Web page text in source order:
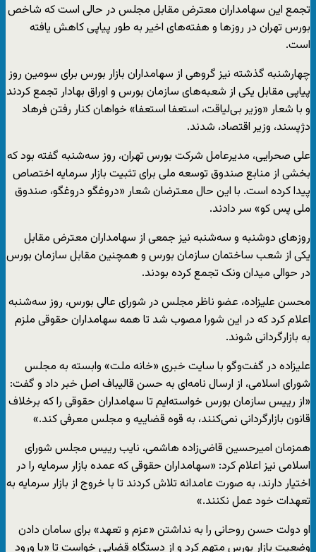
تجمع این سهامداران معترض مقابل مجلس در حالی است که شاخص
بورس تهران در روزها و هفته‌های اخیر به طور پیاپی کاهش یافته
است.
چهارشنبه گذشته نیز گروهی از سهامداران بازار بورس برای سومین روز
پیاپی مقابل یکی از شعبه‌های سازمان بورس و اوراق بهادار تجمع کردند
و با شعار «‌وزیر بی‌لیاقت، استعفا استعفا» خواهان کنار رفتن فرهاد
دژپسند، وزیر اقتصاد، شدند.
علی صحرایی، مدیرعامل شرکت بورس تهران، روز سه‌شنبه گفته بود که
بخشی از منابع صندوق توسعه ملی برای تثبیت بازار سرمایه اختصاص
پیدا کرده است. با این حال معترضان شعار «دروغگو دروغگو، صندوق
ملی پس کو» سر دادند.
روزهای دوشنبه و سه‌شنبه نیز جمعی از سهامداران معترض مقابل
یکی از شعب ساختمان سازمان بورس و همچنین مقابل سازمان بورس
در حوالی میدان ونک تجمع کرده بودند.
محسن علیزاده، عضو ناظر مجلس در شورای عالی بورس، روز سه‌شنبه
اعلام کرد که در این شورا مصوب شد تا همه سهامداران حقوقی ملزم
به بازارگردانی شوند.
علیزاده در گفت‌وگو با سایت خبری «خانه ملت» وابسته به مجلس
شورای اسلامی، از ارسال نامه‌ای به حسن قالیباف اصل خبر داد و گفت:
«از رییس سازمان بورس خواسته‌ایم تا سهامداران حقوقی را که برخلاف
قانون بازارگردانی نمی‌کنند، به قوه قضاییه و مجلس معرفی کند.»
همزمان امیرحسین قاضی‌زاده هاشمی، نایب رییس مجلس شورای
اسلامی نیز اعلام کرد: «سهامداران حقوقی که عمده بازار سرمایه را در
اختیار دارند، به صورت عامدانه تلاش کردند تا با خروج از بازار سرمایه به
تعهدات خود عمل نکنند.»
او دولت حسن روحانی را به نداشتن «عزم و تعهد» برای سامان دادن
وضعیت بازار بورس متهم کرد و از دستگاه قضایی خواست تا «با ورود